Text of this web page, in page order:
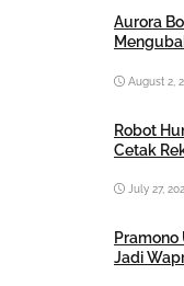
Aurora
August 2,
Robot
Cetak
July 27,
Jadi